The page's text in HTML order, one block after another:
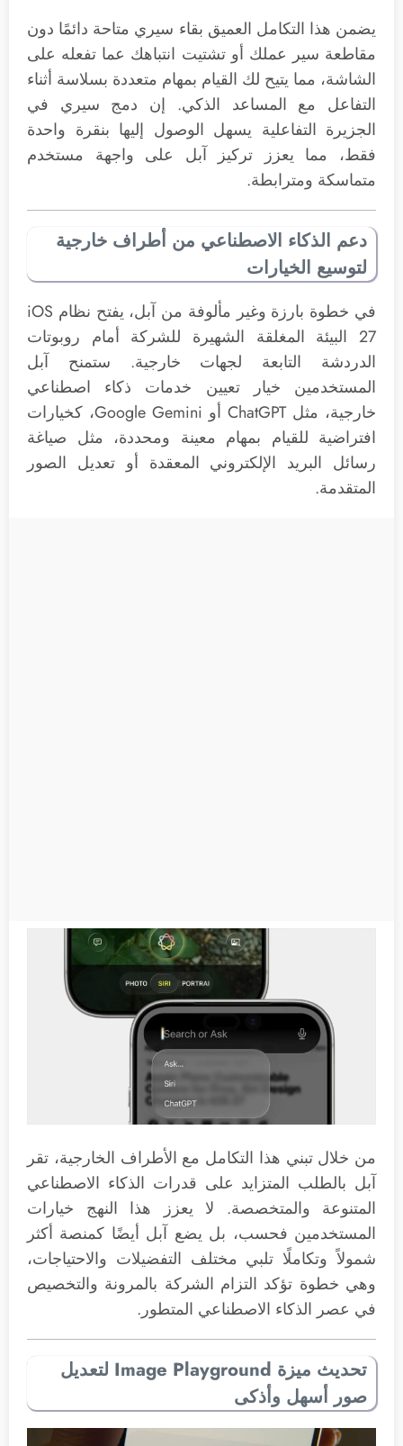
يضمن هذا التكامل العميق بقاء سيري متاحة دائمًا دون
مقاطعة سير عملك أو تشتيت انتباهك عما تفعله على
الشاشة، مما يتيح لك القيام بمهام متعددة بسلاسة أثناء
التفاعل مع المساعد الذكي. إن دمج سيري في
الجزيرة التفاعلية يسهل الوصول إليها بنقرة واحدة
فقط، مما يعزز تركيز آبل على واجهة مستخدم
متماسكة ومترابطة.
دعم الذكاء الاصطناعي من أطراف خارجية
لتوسيع الخيارات
في خطوة بارزة وغير مألوفة من آبل، يفتح نظام iOS
27 البيئة المغلقة الشهيرة للشركة أمام روبوتات
الدردشة التابعة لجهات خارجية. ستمنح آبل
المستخدمين خيار تعيين خدمات ذكاء اصطناعي
خارجية، مثل ChatGPT أو Google Gemini، كخيارات
افتراضية للقيام بمهام معينة ومحددة، مثل صياغة
رسائل البريد الإلكتروني المعقدة أو تعديل الصور
المتقدمة.
من خلال تبني هذا التكامل مع الأطراف الخارجية، تقر
آبل بالطلب المتزايد على قدرات الذكاء الاصطناعي
المتنوعة والمتخصصة. لا يعزز هذا النهج خيارات
المستخدمين فحسب، بل يضع آبل أيضًا كمنصة أكثر
شمولاً وتكاملًا تلبي مختلف التفضيلات والاحتياجات،
وهي خطوة تؤكد التزام الشركة بالمرونة والتخصيص
في عصر الذكاء الاصطناعي المتطور.
تحديث ميزة Image Playground لتعديل
صور أسهل وأذكى